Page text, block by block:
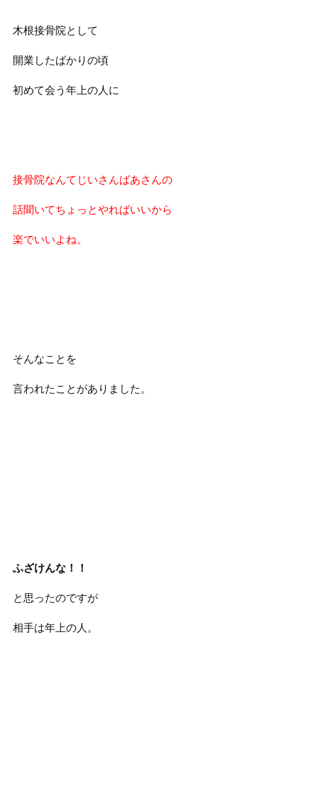
木根接骨院として
開業したばかりの頃
初めて会う年上の人に
接骨院なんてじいさんばあさんの
話聞いてちょっとやればいいから
楽でいいよね。
そんなことを
言われたことがありました。
ふざけんな！！
と思ったのですが
相手は年上の人。